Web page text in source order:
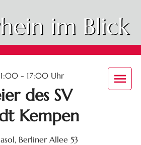
im Blick
- 17:00 Uhr
des SV
Kempen
Berliner Allee 53